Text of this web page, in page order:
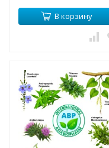
В корзину